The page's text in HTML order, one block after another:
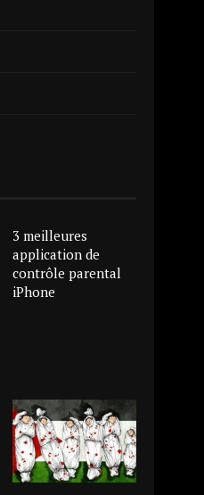
3 meilleures
application de
contrôle parental
iPhone